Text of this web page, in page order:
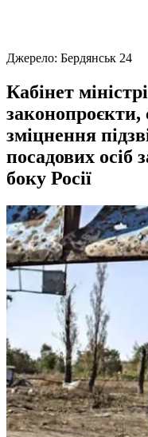
Джерело: Бердянськ 24
Кабінет
законопроєкти,
зміцнення
посадових осіб
боку Росії